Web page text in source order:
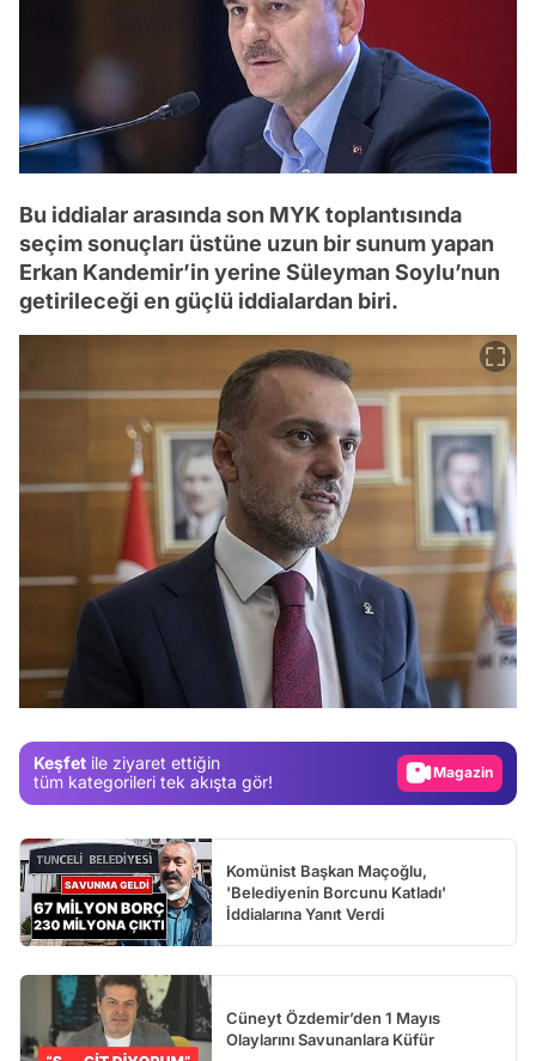
Bu iddialar arasında son MYK toplantısında
seçim sonuçları üstüne uzun bir sunum yapan
Erkan Kandemir’in yerine Süleyman Soylu’nun
getirileceği en güçlü iddialardan biri.
Keşfet ile ziyaret ettiğin
tüm kategorileri tek akışta gör!
Video
Test
Gündem
Video
Komünist Başkan Maçoğlu,
'Belediyenin Borcunu Katladı'
İddialarına Yanıt Verdi
Cüneyt Özdemir’den 1 Mayıs
Olaylarını Savunanlara Küfür